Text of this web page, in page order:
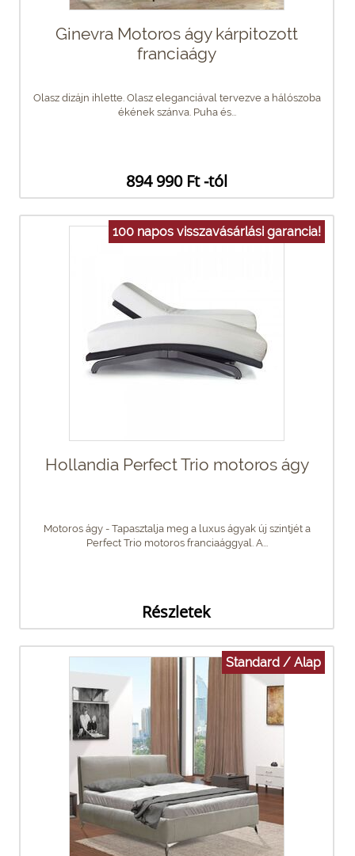
Ginevra Motoros ágy kárpitozott
franciaágy
Olasz dizájn ihlette. Olasz eleganciával tervezve a hálószoba
ékének szánva. Puha és...
894 990 Ft -tól
100 napos visszavásárlási garancia!
Hollandia Perfect Trio motoros ágy
Motoros ágy - Tapasztalja meg a luxus ágyak új szintjét a
Perfect Trio motoros franciaággyal. A...
Részletek
Standard / Alap